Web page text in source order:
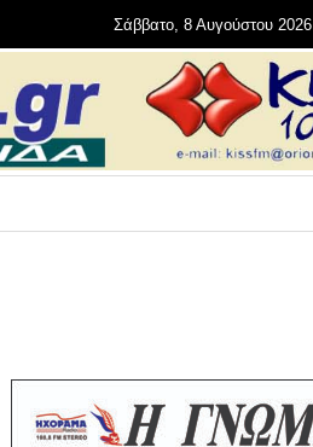
Σάββατο, 8 Αυγούστου 2026